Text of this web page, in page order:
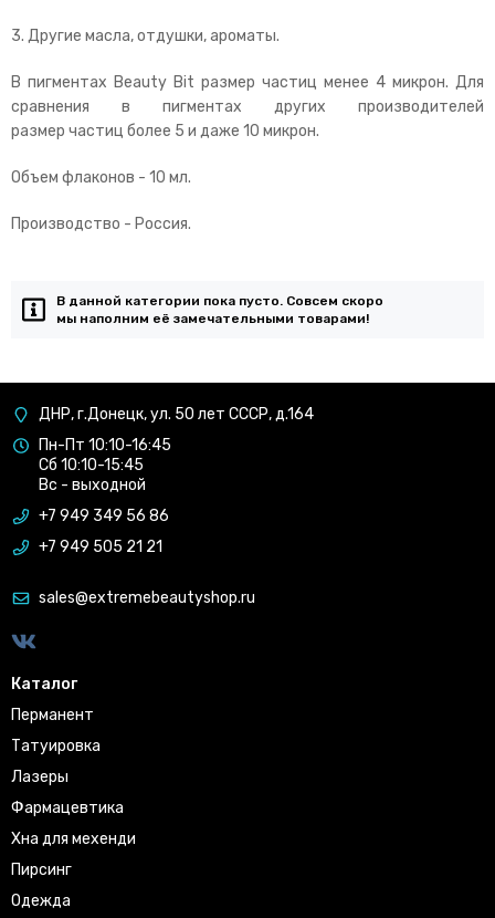
3. Другие масла, отдушки, ароматы.
В пигментах Beauty Bit размер частиц менее 4 микрон. Для
сравнения в пигментах других производителей
размер частиц более 5 и даже 10 микрон.
Объем флаконов - 10 мл.
Производство - Россия.
В данной категории пока пусто. Совсем скоро
мы наполним её замечательными товарами!
ДНР, г.Донецк, ул. 50 лет СССР, д.164
Пн-Пт 10:10-16:45
Сб 10:10-15:45
Вс - выходной
+7 949 349 56 86
+7 949 505 21 21
sales@extremebeautyshop.ru
Каталог
Перманент
Татуировка
Лазеры
Фармацевтика
Хна для мехенди
Пирсинг
Одежда